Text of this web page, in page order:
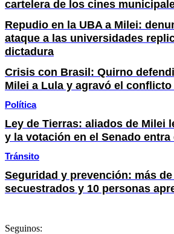
cartelera de los cines
Repudio en la UBA a Milei:
ataque a las universidades
dictadura
Crisis con Brasil: Quirno
Milei a Lula y agravó el
Política
Ley de Tierras: aliados de Milei
y la votación en el Senado
Tránsito
Seguridad y prevención: más
secuestrados y 10 personas
Seguinos: